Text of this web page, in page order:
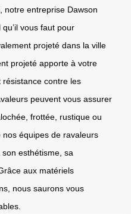
notre entreprise Dawson
vous faut pour
projeté dans la ville
projeté apporte à votre
contre les
peuvent vous assurer
frottée, rustique ou
nos équipes de ravaleurs
esthétisme, sa
aux matériels
nous saurons vous